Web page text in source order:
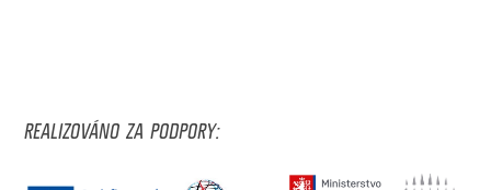
REALIZOVÁNO ZA PODPORY: